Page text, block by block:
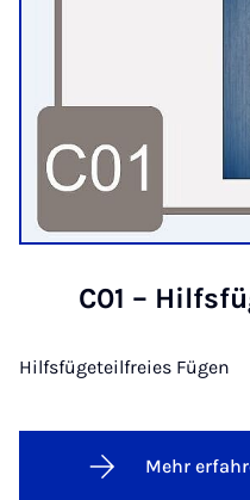
C01 –
Hilfsfügeteilfreies Fügen
Mehr